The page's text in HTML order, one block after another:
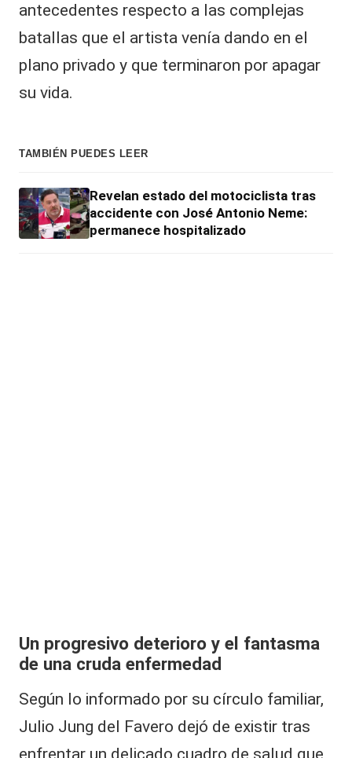
antecedentes respecto a las complejas
batallas que el artista venía dando en el
plano privado y que terminaron por apagar
su vida.
TAMBIÉN PUEDES LEER
Revelan estado del motociclista tras
accidente con José Antonio Neme:
permanece hospitalizado
Un progresivo deterioro y el fantasma
de una cruda enfermedad
Según lo informado por su círculo familiar,
Julio Jung del Favero dejó de existir tras
enfrentar un delicado cuadro de salud que